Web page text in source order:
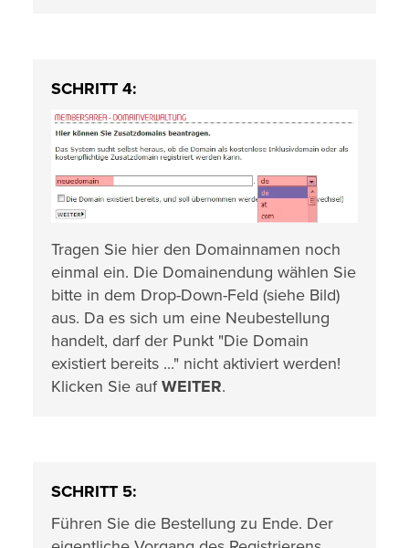
SCHRITT 4:
Tragen Sie hier den Domainnamen noch
einmal ein. Die Domainendung wählen Sie
bitte in dem Drop-Down-Feld (siehe Bild)
aus. Da es sich um eine Neubestellung
handelt, darf der Punkt "Die Domain
existiert bereits ..." nicht aktiviert werden!
Klicken Sie aufWEITER.
SCHRITT 5:
Führen Sie die Bestellung zu Ende. Der